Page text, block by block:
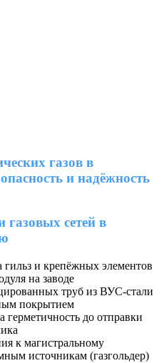
газов в
и надёжность
газовых сетей в
гильз и крепёжных элементов
на заводе
труб из ВУС-стали
покрытием
герметичность до отправки
к магистральному
источникам (газгольдер)